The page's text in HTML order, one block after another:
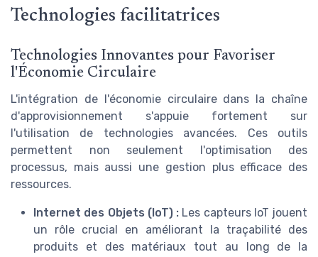
Technologies facilitatrices
Technologies Innovantes pour Favoriser
l'Économie Circulaire
L'intégration de l'économie circulaire dans la chaîne
d'approvisionnement s'appuie fortement sur
l'utilisation de technologies avancées. Ces outils
permettent non seulement l'optimisation des
processus, mais aussi une gestion plus efficace des
ressources.
Internet des Objets (IoT) : Les capteurs IoT jouent
un rôle crucial en améliorant la traçabilité des
produits et des matériaux tout au long de la